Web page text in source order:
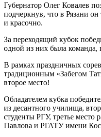
Губернатор Олег Ковалев
подчеркнув, что в Рязани
и красочно.
За переходящий кубок
одной из них была
В рамках праздничных
традиционным «Забегом
второе место!
Обладателем кубка
из десантного училища,
студенты РГУ, третье
Павлова и РГАТУ имени